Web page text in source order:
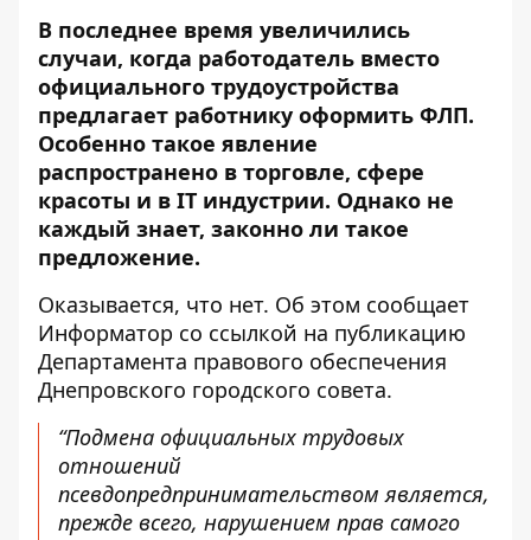
В последнее время увеличились
случаи, когда работодатель вместо
официального трудоустройства
предлагает работнику оформить ФЛП.
Особенно такое явление
распространено в торговле, сфере
красоты и в IT индустрии. Однако не
каждый знает, законно ли такое
предложение.
Оказывается, что нет. Об этом сообщает
Информатор со ссылкой на публикацию
Департамента правового обеспечения
Днепровского городского совета.
“Подмена официальных трудовых
отношений
псевдопредпринимательством является,
прежде всего, нарушением прав самого